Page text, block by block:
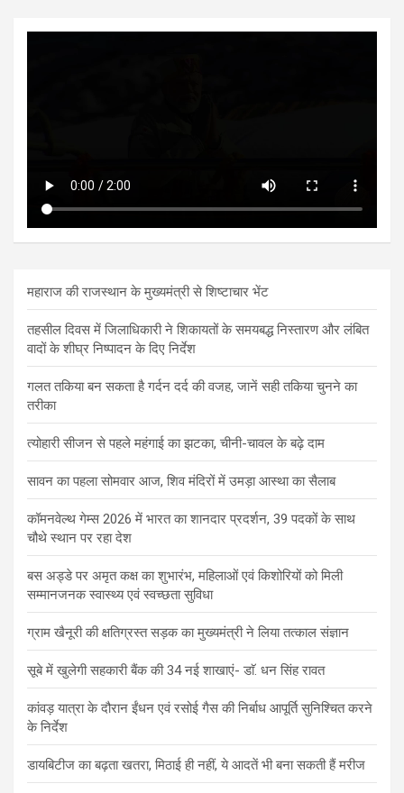
महाराज की राजस्थान के मुख्यमंत्री से शिष्टाचार भेंट
तहसील दिवस में जिलाधिकारी ने शिकायतों के समयबद्ध निस्तारण और लंबित
वादों के शीघ्र निष्पादन के दिए निर्देश
गलत तकिया बन सकता है गर्दन दर्द की वजह, जानें सही तकिया चुनने का
तरीका
त्योहारी सीजन से पहले महंगाई का झटका, चीनी-चावल के बढ़े दाम
सावन का पहला सोमवार आज, शिव मंदिरों में उमड़ा आस्था का सैलाब
कॉमनवेल्थ गेम्स 2026 में भारत का शानदार प्रदर्शन, 39 पदकों के साथ
चौथे स्थान पर रहा देश
बस अड्डे पर अमृत कक्ष का शुभारंभ, महिलाओं एवं किशोरियों को मिली
सम्मानजनक स्वास्थ्य एवं स्वच्छता सुविधा
ग्राम खैनूरी की क्षतिग्रस्त सड़क का मुख्यमंत्री ने लिया तत्काल संज्ञान
सूबे में खुलेगी सहकारी बैंक की 34 नई शाखाएं- डाॅ. धन सिंह रावत
कांवड़ यात्रा के दौरान ईंधन एवं रसोई गैस की निर्बाध आपूर्ति सुनिश्चित करने
के निर्देश
डायबिटीज का बढ़ता खतरा, मिठाई ही नहीं, ये आदतें भी बना सकती हैं मरीज